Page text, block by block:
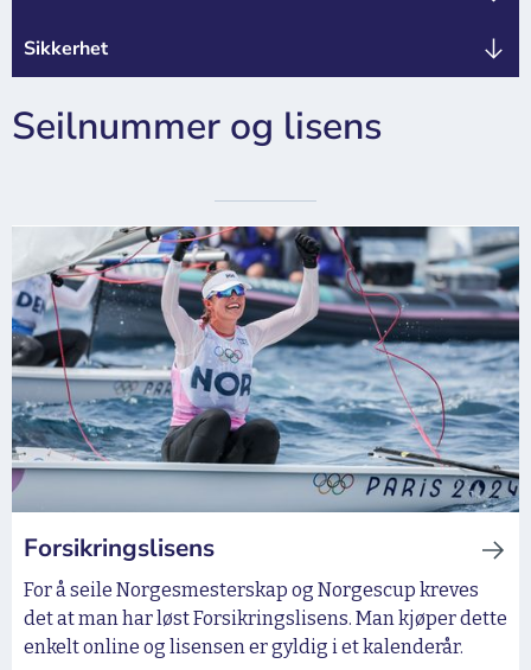
Sikkerhet
Seilnummer og lisens
Forsikringslisens
For å seile Norgesmesterskap og Norgescup kreves
det at man har løst Forsikringslisens. Man kjøper dette
enkelt online og lisensen er gyldig i et kalenderår.